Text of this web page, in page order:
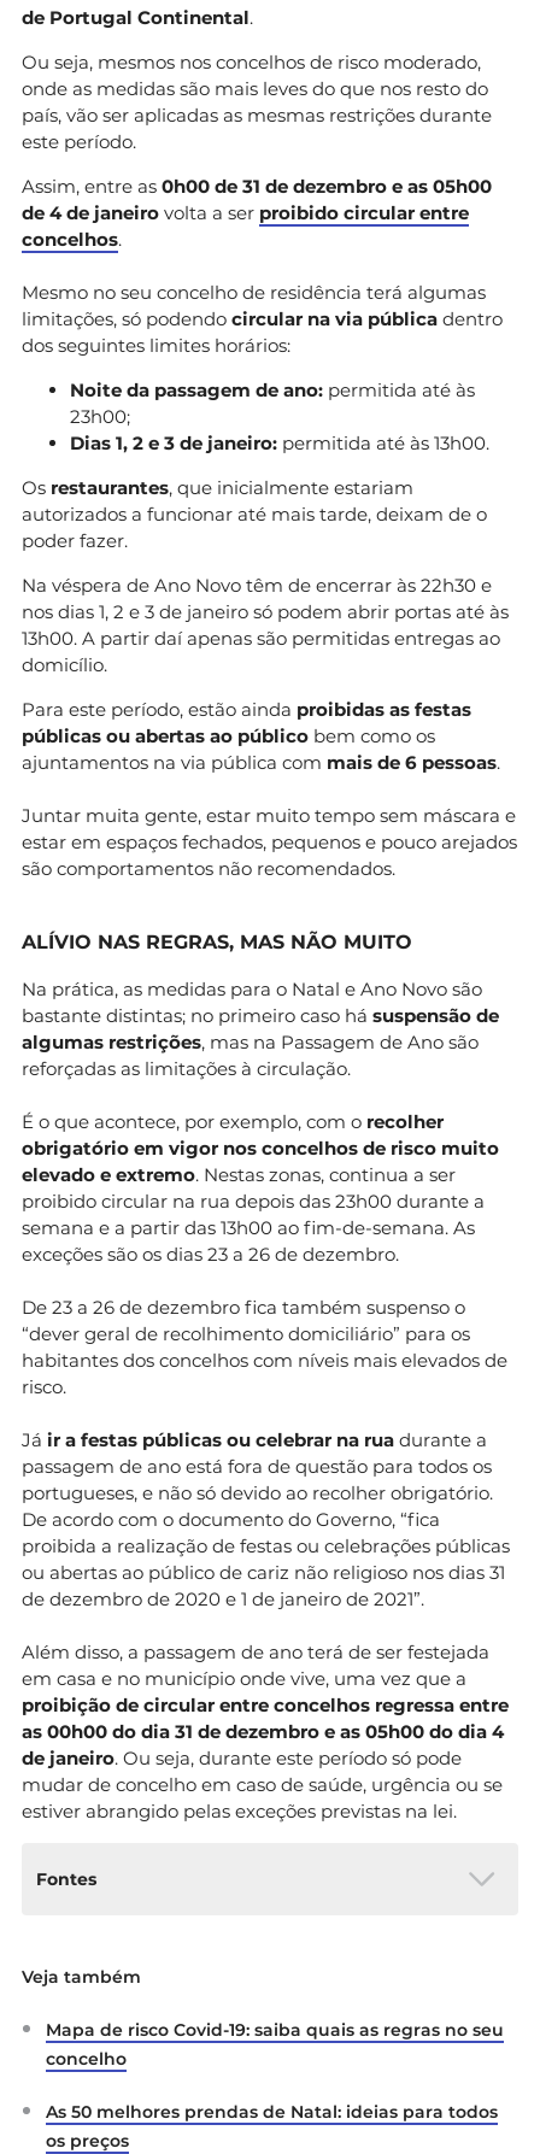
de Portugal Continental.
Ou seja, mesmos nos concelhos de risco moderado,
onde as medidas são mais leves do que nos resto do
país, vão ser aplicadas as mesmas restrições durante
este período.
Assim, entre as 0h00 de 31 de dezembro e as 05h00
de 4 de janeiro volta a ser proibido circular entre
concelhos.
Mesmo no seu concelho de residência terá algumas
limitações, só podendo circular na via pública dentro
dos seguintes limites horários:
Noite da passagem de ano: permitida até às
23h00;
Dias 1, 2 e 3 de janeiro: permitida até às 13h00.
Os restaurantes, que inicialmente estariam
autorizados a funcionar até mais tarde, deixam de o
poder fazer.
Na véspera de Ano Novo têm de encerrar às 22h30 e
nos dias 1, 2 e 3 de janeiro só podem abrir portas até às
13h00. A partir daí apenas são permitidas entregas ao
domicílio.
Para este período, estão ainda proibidas as festas
públicas ou abertas ao público bem como os
ajuntamentos na via pública com mais de 6 pessoas.
Juntar muita gente, estar muito tempo sem máscara e
estar em espaços fechados, pequenos e pouco arejados
são comportamentos não recomendados.
ALÍVIO NAS REGRAS, MAS NÃO MUITO
Na prática, as medidas para o Natal e Ano Novo são
bastante distintas; no primeiro caso há suspensão de
algumas restrições, mas na Passagem de Ano são
reforçadas as limitações à circulação.
É o que acontece, por exemplo, com o recolher
obrigatório em vigor nos concelhos de risco muito
elevado e extremo. Nestas zonas, continua a ser
proibido circular na rua depois das 23h00 durante a
semana e a partir das 13h00 ao fim-de-semana. As
exceções são os dias 23 a 26 de dezembro.
De 23 a 26 de dezembro fica também suspenso o
“dever geral de recolhimento domiciliário” para os
habitantes dos concelhos com níveis mais elevados de
risco.
Já ir a festas públicas ou celebrar na rua durante a
passagem de ano está fora de questão para todos os
portugueses, e não só devido ao recolher obrigatório.
De acordo com o documento do Governo, “fica
proibida a realização de festas ou celebrações públicas
ou abertas ao público de cariz não religioso nos dias 31
de dezembro de 2020 e 1 de janeiro de 2021”.
Além disso, a passagem de ano terá de ser festejada
em casa e no município onde vive, uma vez que a
proibição de circular entre concelhos regressa entre
as 00h00 do dia 31 de dezembro e as 05h00 do dia 4
de janeiro. Ou seja, durante este período só pode
mudar de concelho em caso de saúde, urgência ou se
estiver abrangido pelas exceções previstas na lei.
Fontes
e Ano Novo
Governo de PortugalEstado de Emergência:
NataleAno Novo
11/2020Regulamenta a aplicação do estado de
emergência decretado pelo Presidente da
Veja também
Mapa de risco Covid-19: saiba quais as regras no seu
concelho
As 50 melhores prendas de Natal: ideias para todos
os preços